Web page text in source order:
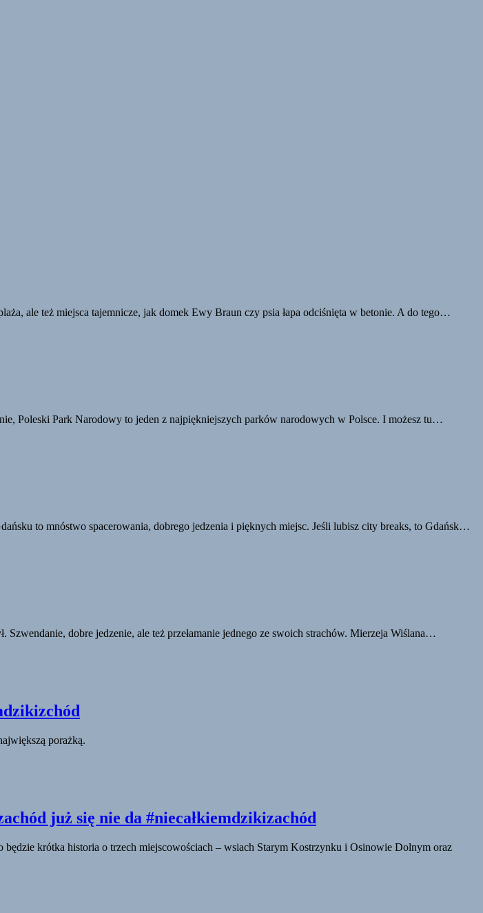
ale też miejsca tajemnicze, jak domek Ewy Braun czy psia łapa odciśnięta w betonie. A do tego…
Poleski Park Narodowy to jeden z najpiękniejszych parków narodowych w Polsce. I możesz tu…
to mnóstwo spacerowania, dobrego jedzenia i pięknych miejsc. Jeśli lubisz city breaks, to Gdańsk…
dobre jedzenie, ale też przełamanie jednego ze swoich strachów. Mierzeja Wiślana…
porażką.
już się nie da #niecałkiemdzikizachód
krótka historia o trzech miejscowościach – wsiach Starym Kostrzynku i Osinowie Dolnym oraz